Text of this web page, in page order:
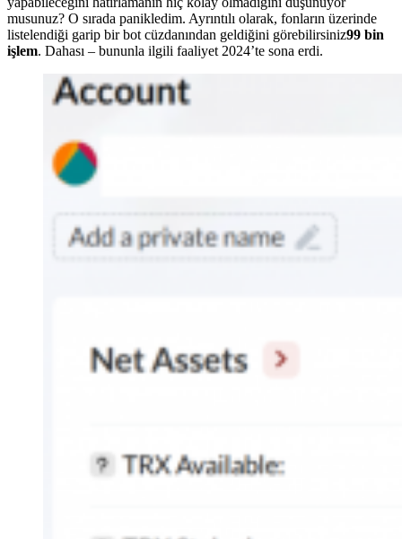
musunuz? O sırada panikledim. Ayrıntılı olarak, fonların üzerinde
listelendiği garip bir bot cüzdanından geldiğini görebilirsiniz99 bin
işlem. Dahası – bununla ilgili faaliyet 2024’te sona erdi.